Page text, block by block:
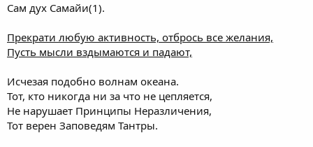
Сам дух Самайи(1).
Прекрати любую активность, отбрось все желания,
Пусть мысли вздымаются и падают,
Исчезая подобно волнам океана.
Тот, кто никогда ни за что не цепляется,
Не нарушает Принципы Неразличения,
Тот верен Заповедям Тантры.